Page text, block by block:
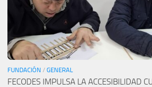
FUNDACIÓN / GENERAL
FECODES IMPULSA LA ACCESIBILIDAD